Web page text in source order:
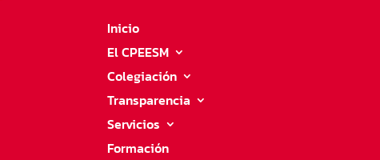
Inicio
El CPEESM
Colegiación
Transparencia
Servicios
Formación